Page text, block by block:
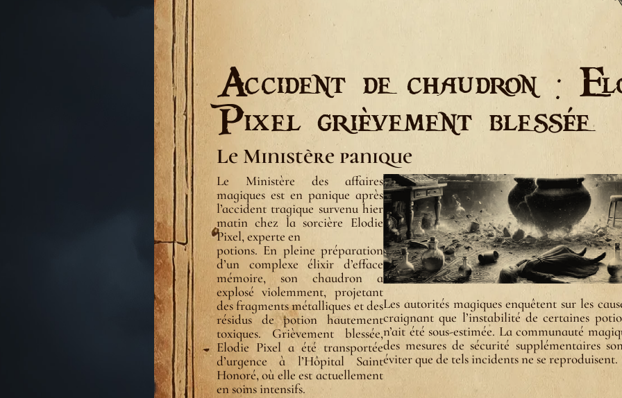
Accident de chaudron :
Pixel grièvement blessée
Le Ministère panique
Le Ministère des affaires
magiques est en panique après
l’accident tragique survenu hier
matin chez la sorcière Elodie
Pixel, experte en
potions. En pleine préparation
d’un complexe élixir d’efface
mémoire, son chaudron a
explosé violemment, projetant
des fragments métalliques et des
résidus de potion hautement
toxiques. Grièvement blessée,
Elodie Pixel a été transportée
d’urgence à l’Hôpital Saint
Honoré, où elle est actuellement
en soins intensifs.
Les autorités magiques enquêtent sur les
craignant que l’instabilité de certaines
n’ait été sous-estimée. La communauté
des mesures de sécurité supplémentaires
éviter que de tels incidents ne se reproduisent.